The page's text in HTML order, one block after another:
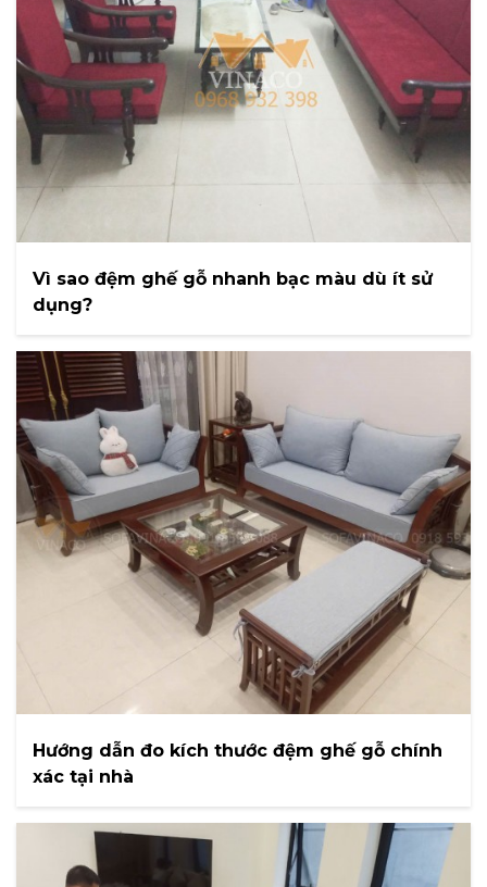
Vì sao đệm ghế gỗ nhanh bạc màu dù ít sử
dụng?
Hướng dẫn đo kích thước đệm ghế gỗ chính
xác tại nhà